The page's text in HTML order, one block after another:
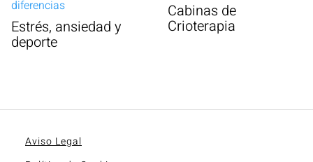
Estrés, ansiedad y
deporte
Cabinas de
Crioterapia
Aviso Legal